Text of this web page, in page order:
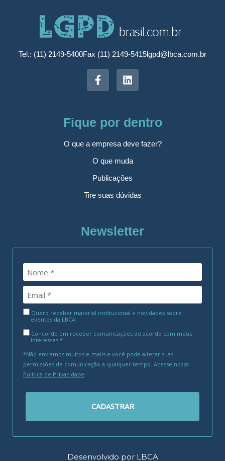
Tel.: (11) 2149-5400Fax (11) 2149-5415lgpd@lbca.com.br
Fique por dentro
O que a empresa deve fazer?
O que muda
Publicações
Tire suas dúvidas
Newsletter
Quero receber material institucional e novidades sobre
eventos da LBCA
Concordo em receber comunicações de acordo com meus
interesses.*
*Não enviamos muitos e-mails e você pode alterar suas
permissões de comunicação a qualquer tempo. Acesse nossa
Política de Privacidade
CADASTRAR
Desenvolvido por LBCA